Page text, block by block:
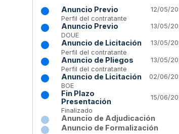
Anuncio Previo
12/05/
Perfil del contratante
Anuncio Previo
13/05/
DOUE
Anuncio de Licitación
13/05/
Perfil del contratante
Anuncio de Pliegos
13/05/
Perfil del contratante
Anuncio de Licitación
02/06/
BOE
Fin Plazo
Presentación
15/06/
Finalizado
Anuncio de Adjudicación
Anuncio de Formalización